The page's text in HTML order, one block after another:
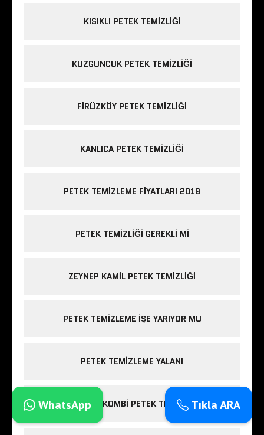
KISIKLI PETEK TEMIZLIĞI
KUZGUNCUK PETEK TEMIZLIĞI
FIRÜZKÖY PETEK TEMIZLIĞI
KANLICA PETEK TEMIZLIĞI
PETEK TEMIZLEME FIYATLARI 2019
PETEK TEMIZLIĞI GEREKLI MI
ZEYNEP KAMIL PETEK TEMIZLIĞI
PETEK TEMIZLEME IŞE YARIYOR MU
PETEK TEMIZLEME YALANI
ESENLER KOMBI PETEK TEMIZLIĞITıkla ARA
WhatsApp